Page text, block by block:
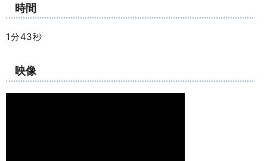
時間
1分43秒
映像